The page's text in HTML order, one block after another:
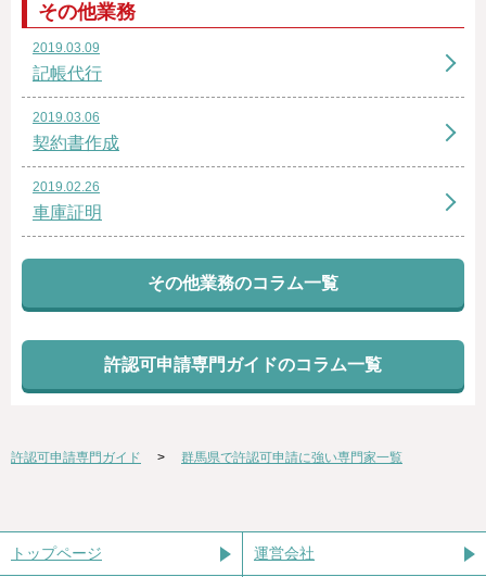
その他業務
2019.03.09
記帳代行
2019.03.06
契約書作成
2019.02.26
車庫証明
その他業務のコラム一覧
許認可申請専門ガイドのコラム一覧
許認可申請専門ガイド 群馬県で許認可申請に強い専門家一覧
トップページ 運営会社